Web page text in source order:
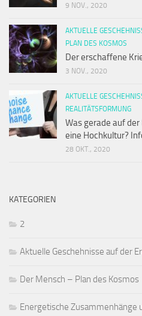
9 NOV., 2020
AKTUELLE
PLAN DES KOSMOS
Der erschaffene
3 NOV., 2020
AKTUELLE
REALITÄTSFORMUNG
Was gerade auf
eine Hochkultur?
28 OKT., 2020
KATEGORIEN
2
Aktuelle Geschehnisse auf der
Der Mensch – Plan des Kosmos
Energetische Zusammenhänge